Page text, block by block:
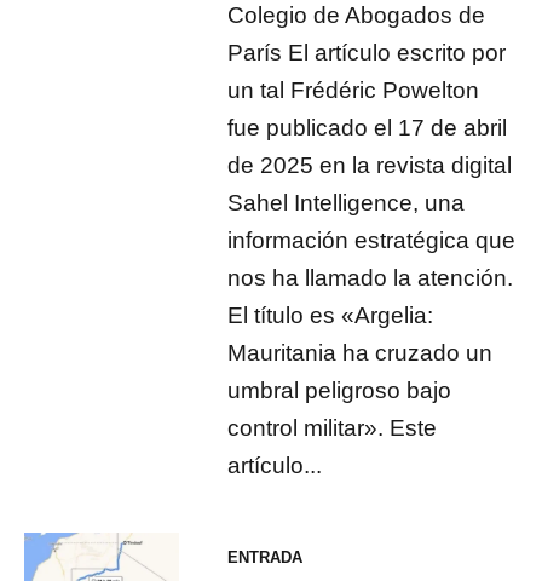
Colegio de Abogados de
París El artículo escrito por
un tal Frédéric Powelton
fue publicado el 17 de abril
de 2025 en la revista digital
Sahel Intelligence, una
información estratégica que
nos ha llamado la atención.
El título es «Argelia:
Mauritania ha cruzado un
umbral peligroso bajo
control militar». Este
artículo...
ENTRADA